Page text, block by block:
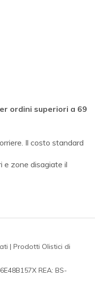
ordini superiori a 69
Il costo standard
e zone disagiate il
| Prodotti Olistici di
REA: BS-